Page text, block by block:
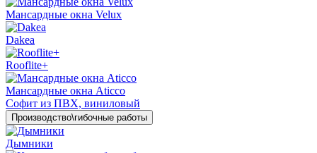
Мансардные окна Velux
Dakea
Rooflite+
Мансардные окна Aticco
Софит из ПВХ, виниловый
Производство\гибочные работы
Дымники